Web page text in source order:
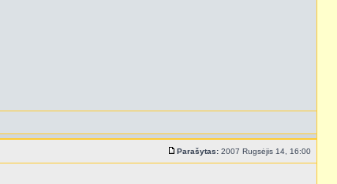
Parašytas: 2007 Rugsėjis 14, 16:00